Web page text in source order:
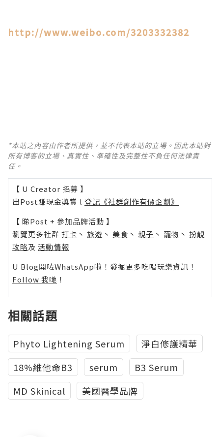
http://www.weibo.com/3203332382
*本站之內容由作者所提供，並不代表本站的立場。因此本站對
所有博客的立場、真實性、準確性及完整性不負任何法律責
任。
【 U Creator 招募 】
出Post賺現金獎賞 l 登記《社群創作有價企劃》
【 睇Post + 參加品牌活動 】
瀏覽更多社群 打卡 丶 旅遊 丶 美食 丶 親子 丶 寵物 丶 扮靚
攻略及 活動情報
U Blog開咗WhatsApp啦！發掘更多吃喝玩樂資訊！
Follow 我哋 ！
相關話題
Phyto Lightening Serum
淨白修護精華
18%維他命B3
serum
B3 Serum
MD Skinical
美國醫學品牌